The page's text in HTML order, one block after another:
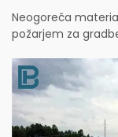
Neogoreča
požarjem za